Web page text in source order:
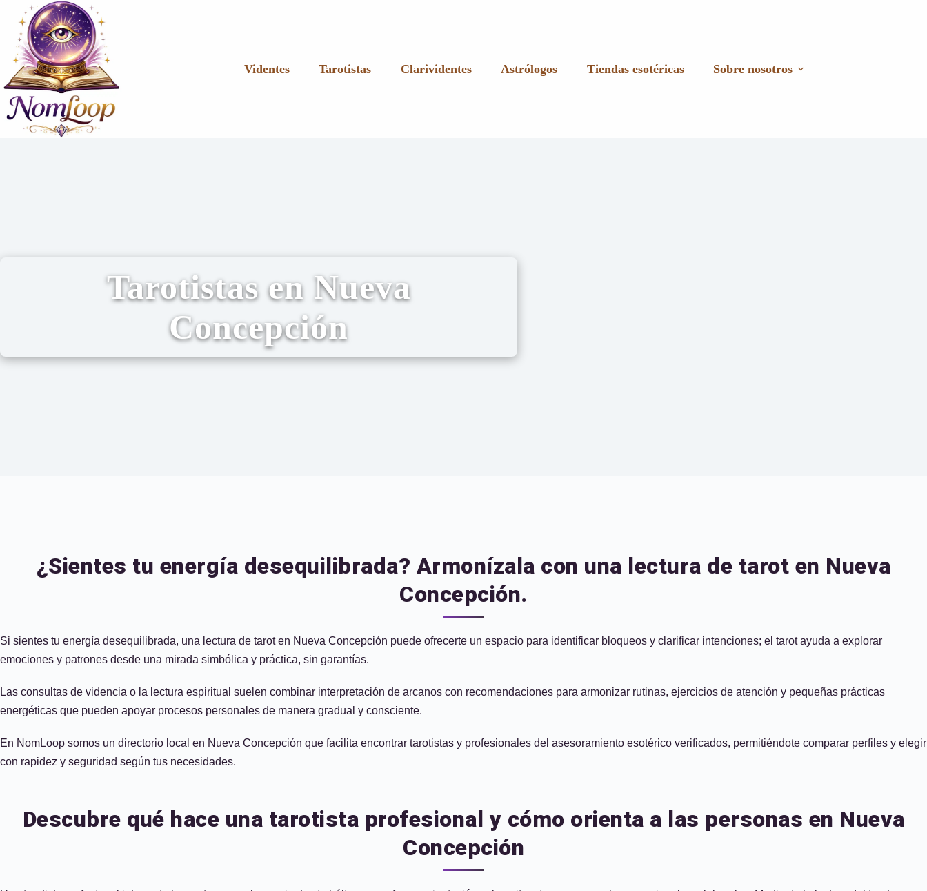
Videntes Tarotistas Clarividentes Astrólogos Tiendas esotéricas Sobre nosotros
Tarotistas en Nueva
Concepción
¿Sientes tu energía desequilibrada? Armonízala con una lectura de tarot en Nueva
Concepción.
Si sientes tu energía desequilibrada, una lectura de tarot en Nueva Concepción puede ofrecerte un espacio para identificar bloqueos y clarificar intenciones; el tarot ayuda a explorar
emociones y patrones desde una mirada simbólica y práctica, sin garantías.
Las consultas de videncia o la lectura espiritual suelen combinar interpretación de arcanos con recomendaciones para armonizar rutinas, ejercicios de atención y pequeñas prácticas
energéticas que pueden apoyar procesos personales de manera gradual y consciente.
En NomLoop somos un directorio local en Nueva Concepción que facilita encontrar tarotistas y profesionales del asesoramiento esotérico verificados, permitiéndote comparar perfiles y elegir
con rapidez y seguridad según tus necesidades.
Descubre qué hace una tarotista profesional y cómo orienta a las personas en Nueva
Concepción